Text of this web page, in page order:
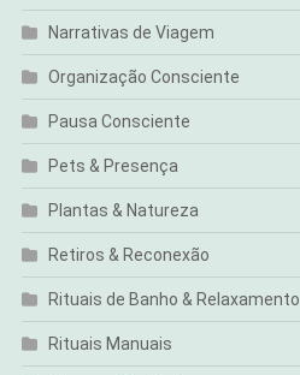
Narrativas de Viagem
Organização Consciente
Pausa Consciente
Pets & Presença
Plantas & Natureza
Retiros & Reconexão
Rituais de Banho & Relaxamento
Rituais Manuais